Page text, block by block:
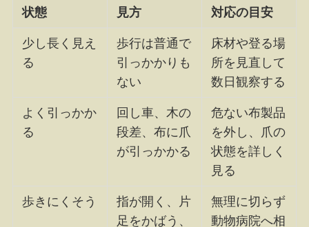
状態 見方 対応の目安
少し長く見え
る
歩行は普通で
引っかかりも
ない
床材や登る場
所を見直して
数日観察する
よく引っかか
る
回し車、木の
段差、布に爪
が引っかかる
危ない布製品
を外し、爪の
状態を詳しく
見る
歩きにくそう
指が開く、片
足をかばう、
無理に切らず
動物病院へ相